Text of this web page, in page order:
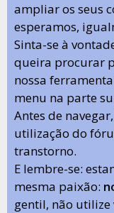
ampliar os seus
esperamos,
Sinta-se à
queira procurar
nossa
menu na parte
Antes de
utilização do
transtorno.
E lembre-se:
mesma paixão:
gentil, não